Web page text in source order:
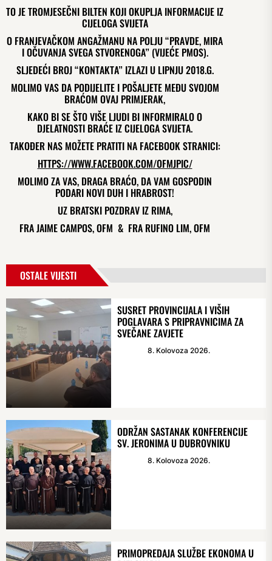
TO JE TROMJESEČNI BILTEN KOJI OKUPLJA INFORMACIJE IZ
CIJELOGA SVIJETA
O FRANJEVAČKOM ANGAŽMANU NA POLJU “PRAVDE, MIRA
I OČUVANJA SVEGA STVORENOGA” (VIJEĆE PMOS).
SLJEDEĆI BROJ “KONTAKTA” IZLAZI U LIPNJU 2018.G.
MOLIMO VAS DA PODIJELITE I POŠALJETE MEĐU SVOJOM
BRAĆOM OVAJ PRIMJERAK,
KAKO BI SE ŠTO VIŠE LJUDI BI INFORMIRALO O
DJELATNOSTI BRAĆE IZ CIJELOGA SVIJETA.
TAKOĐER NAS MOŽETE PRATITI NA FACEBOOK STRANICI:
HTTPS://WWW.FACEBOOK.COM/OFMJPIC/
MOLIMO ZA VAS, DRAGA BRAĆO, DA VAM GOSPODIN
PODARI NOVI DUH I HRABROST!
UZ BRATSKI POZDRAV IZ RIMA,
FRA JAIME CAMPOS, OFM & FRA RUFINO LIM, OFM
OSTALE VIJESTI
SUSRET PROVINCIJALA I VIŠIH
POGLAVARA S PRIPRAVNICIMA ZA
SVEČANE ZAVJETE
8. Kolovoza 2026.
ODRŽAN SASTANAK KONFERENCIJE
SV. JERONIMA U DUBROVNIKU
8. Kolovoza 2026.
PRIMOPREDAJA SLUŽBE EKONOMA U